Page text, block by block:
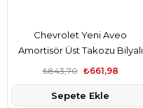
Chevrolet Yeni Aveo
Amortisör Üst Takozu Bilyalı
MANDO Marka
₺661,98
₺843,70
Sepete Ekle